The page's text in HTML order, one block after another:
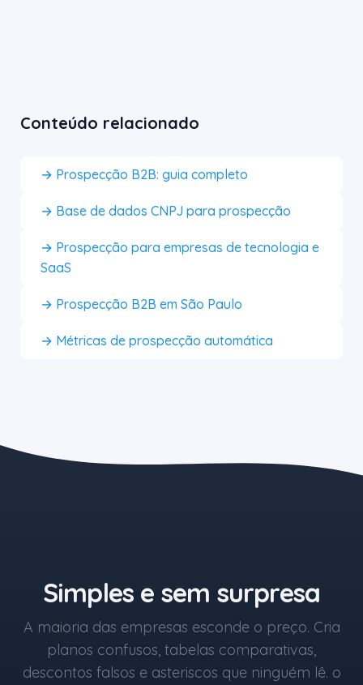
Conteúdo relacionado
→ Prospecção B2B: guia completo
→ Base de dados CNPJ para prospecção
→ Prospecção para empresas de tecnologia e
SaaS
→ Prospecção B2B em São Paulo
→ Métricas de prospecção automática
Simples e sem surpresa
A maioria das empresas esconde o preço. Cria
planos confusos, tabelas comparativas,
descontos falsos e asteriscos que ninguém lê. o